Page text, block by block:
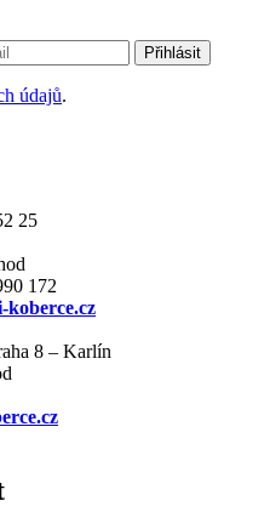
Přihlásit
údajů.
25
172
koberce.cz
8 – Karlín